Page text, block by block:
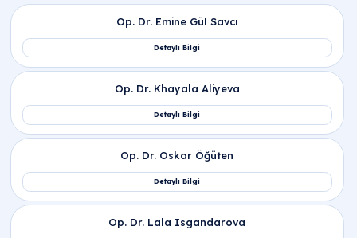
ovülasyon ne? Kadın üreme döngüsünde
yumurtalığın olgunlaşan yumurtayı dölleme
kanalına (fallop tüplerine) salması olayıdır. Halk
arasında yumurtlama olarak bilinen bu süreç,
hamile kalma şansının en yüksek olduğu dönemi
şekilde gerçekleşir.
Adet döngüsü haritasında kadınlarda
ovülasyon dönemi ve ovülasyon ne zaman
olur?